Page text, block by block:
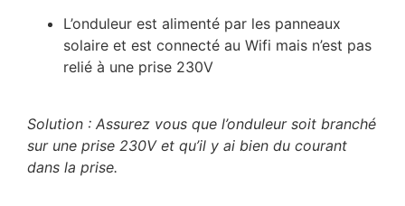
L’onduleur est alimenté par les panneaux
solaire et est connecté au Wifi mais n’est pas
relié à une prise 230V
Solution : Assurez vous que l’onduleur soit branché
sur une prise 230V et qu’il y ai bien du courant
dans la prise.